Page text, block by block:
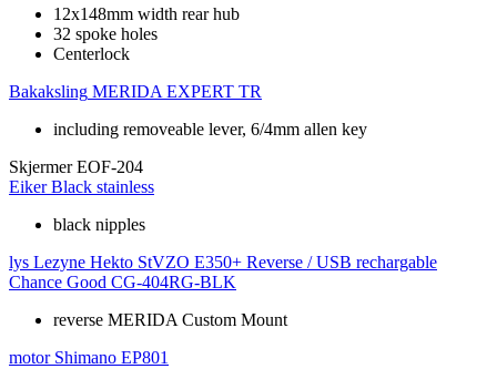
12x148mm width rear hub
32 spoke holes
Centerlock
Bakaksling MERIDA EXPERT TR
including removeable lever, 6/4mm allen key
Skjermer EOF-204
Eiker Black stainless
black nipples
lys Lezyne Hekto StVZO E350+ Reverse / USB rechargable
Chance Good CG-404RG-BLK
reverse MERIDA Custom Mount
motor Shimano EP801